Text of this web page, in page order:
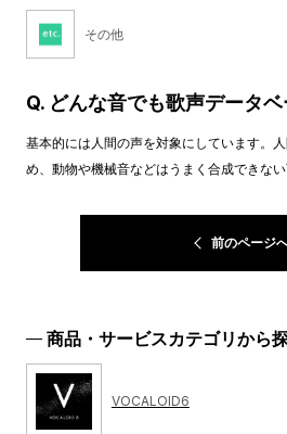
その他
Q. どんな音でも歌声データ
基本的には人間の声を対象にしています。
め、動物や機械音などはうまく合成できない
前のページ
商品・サービスカテゴリから
VOCALOID6